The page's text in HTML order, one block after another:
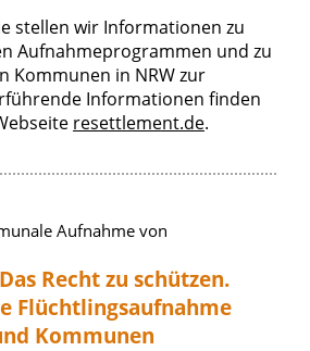
stellen wir Informationen zu
Aufnahmeprogrammen und zu
Kommunen in NRW zur
Informationen finden
resettlement.de.
Aufnahme von
Recht zu schützen.
Flüchtlingsaufnahme
Kommunen